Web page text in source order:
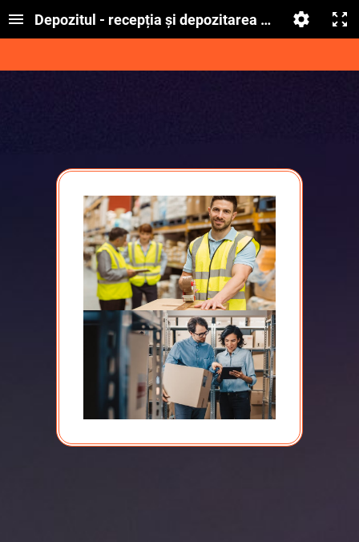
Depozitul - recepția și depozitarea mărfurilor.